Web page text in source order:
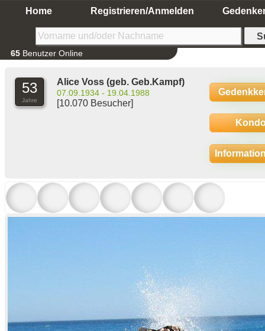
Home Registrieren/Anmelden
65 Benutzer Online
53
Jahre
Alice Voss (geb. Geb.Kampf)
07.09.1934 - 19.04.1988
[10.070 Besucher]